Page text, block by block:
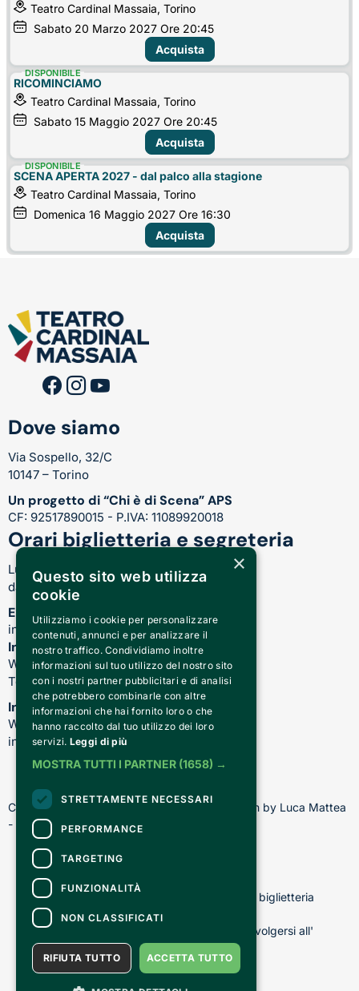
Teatro Cardinal Massaia, Torino
Sabato 20 Marzo 2027 Ore 20:45
Acquista
RICOMINCIAMO
Teatro Cardinal Massaia, Torino
Sabato 15 Maggio 2027 Ore 20:45
DISPONIBILE
Acquista
SCENA APERTA 2027 - dal palco alla stagione
Teatro Cardinal Massaia, Torino
Domenica 16 Maggio 2027 Ore 16:30
DISPONIBILE
Acquista
Dove siamo
Via Sospello, 32/C
10147 – Torino
Un progetto di “Chi è di Scena” APS
CF: 92517890015 - P.IVA: 11089920018
Orari biglietteria e segreteria
Lunedì-Venerdì:
dalle 17.00 alle 21.00
Email
info@teatrocardinalmassaia.com
Informazioni su spettacoli e teatro
WhatsApp: 344 410 4477
Telefono: 011 221 6128
Informazioni sui nostri corsi
WhatsApp: 392 150 5130 -
info@chiediscena.torino.it
Copyright © 2026 - All rights reserved - Design by Luca Mattea
- Made in Turin with
Per informazioni e supporto all'acquisto della biglietteria
Clicca qui
Per informazioni sul programma e l'evento, rivolgersi all'
organizzatore.
Dichiarazione di accessibilità
×
Questo sito web utilizza
cookie
Utilizziamo i cookie per personalizzare
contenuti, annunci e per analizzare il
nostro traffico. Condividiamo inoltre
informazioni sul tuo utilizzo del nostro sito
con i nostri partner pubblicitari e di analisi
che potrebbero combinarle con altre
informazioni che hai fornito loro o che
hanno raccolto dal tuo utilizzo dei loro
servizi. Leggi di più
MOSTRA TUTTI I PARTNER (1658) →
STRETTAMENTE NECESSARI
PERFORMANCE
TARGETING
FUNZIONALITÀ
NON CLASSIFICATI
ACCETTA TUTTO
RIFIUTA TUTTO